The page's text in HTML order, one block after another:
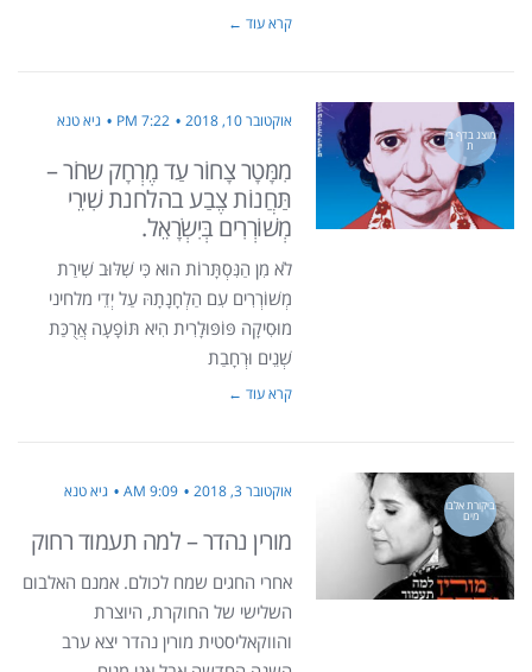
קרא עוד ←
מוצג בדף בי
ת
אוקטובר 10, 2018 7:22 PM גיא טנא
מִמָּטָר צָחוֹר עַד מֶרְחָק שחֹר –
תַּחֲנוֹת צֶבַע בהלחנת שִׁירֵי
מְשׁוֹרְרִים בְּיִשְׂרָאֵל.
לֹא מִן הַנִּסְתָּרוֹת הוּא כִּי שִׁלּוּב שִׁירַת
מְשׁוֹרְרִים עִם הַלְחָנָתָהּ עַל יְדֵי מלחיני
מוּסִיקָה פּוֹפּוּלָרִית הִיא תּוֹפָעָה אֲרֻכַּת
שְׁנֵים וּרְחָבַת
קרא עוד ←
ביקורת אלבו
מים
אוקטובר 3, 2018 9:09 AM גיא טנא
מורין נהדר – למה תעמוד רחוק
אחרי החגים שמח לכולם. אמנם האלבום
השלישי של החוקרת, היוצרת
והווקאליסטית מורין נהדר יצא ערב